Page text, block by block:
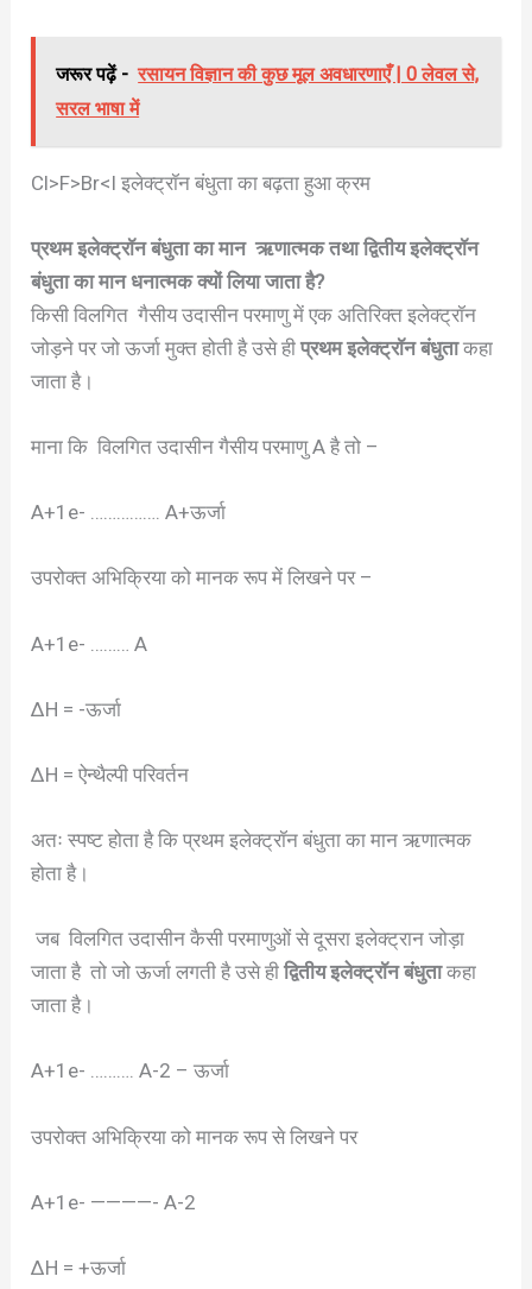
जरूर पढ़ें - रसायन विज्ञान की कुछ मूल अवधारणाएँ | 0 लेवल से,
सरल भाषा में
Cl>F>Br<I इलेक्ट्रॉन बंधुता का बढ़ता हुआ क्रम
प्रथम इलेक्ट्रॉन बंधुता का मान ऋणात्मक तथा द्वितीय इलेक्ट्रॉन
बंधुता का मान धनात्मक क्यों लिया जाता है?
किसी विलगित गैसीय उदासीन परमाणु में एक अतिरिक्त इलेक्ट्रॉन
जोड़ने पर जो ऊर्जा मुक्त होती है उसे हीप्रथम इलेक्ट्रॉन बंधुताकहा
जाता है।
माना कि विलगित उदासीन गैसीय परमाणु A है तो –
A+1e- ……………. A+ऊर्जा
उपरोक्त अभिक्रिया को मानक रूप में लिखने पर –
A+1e- ……… A
ΔH = -ऊर्जा
ΔH = ऐन्थैल्पी परिवर्तन
अतः स्पष्ट होता है कि प्रथम इलेक्ट्रॉन बंधुता का मान ऋणात्मक
होता है।
जब विलगित उदासीन कैसी परमाणुओं से दूसरा इलेक्ट्रान जोड़ा
जाता है तो जो ऊर्जा लगती है उसे हीद्वितीय इलेक्ट्रॉन बंधुताकहा
जाता है।
A+1e- ………. A-2 – ऊर्जा
उपरोक्त अभिक्रिया को मानक रूप से लिखने पर
A+1e- ————- A-2
ΔH = +ऊर्जा